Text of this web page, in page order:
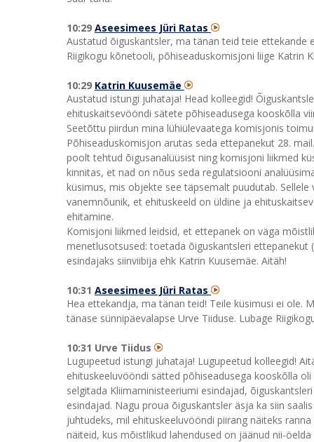
10:29 Aseesimees Jüri Ratas
Austatud õiguskantsler, ma tänan teid teie ettekande
Riigikogu kõnetooli, põhiseaduskomisjoni liige Katrin
10:29 Katrin Kuusemäe
Austatud istungi juhataja! Head kolleegid!
ehituskaitsevööndi sätete põhiseadusega kooskõlla
Seetõttu piirdun mina lühiülevaatega komisjonis
Põhiseaduskomisjon arutas seda ettepanekut 28.
poolt tehtud õigusanalüüsist ning komisjoni liikmed
kinnitas, et nad on nõus seda regulatsiooni
küsimus, mis objekte see täpsemalt puudutab.
vanemnõunik, et ehituskeeld on üldine ja
ehitamine.
Komisjoni liikmed leidsid, et ettepanek on väga
menetlusotsused: toetada õiguskantsleri
esindajaks siinviibija ehk Katrin Kuusemäe. Aitäh!
10:31 Aseesimees Jüri Ratas
Hea ettekandja, ma tänan teid! Teile küsimusi ei ole.
tänase sünnipäevalapse Urve Tiiduse. Lubage
10:31 Urve Tiidus
Lugupeetud istungi juhataja! Lugupeetud kolleegid!
ehituskeeluvööndi sätted põhiseadusega kooskõlla
selgitada Kliimaministeeriumi esindajad,
esindajad. Nagu proua õiguskantsler äsja ka siin
juhtudeks, mil ehituskeeluvööndi piirang näiteks
näiteid, kus mõistlikud lahendused on jäänud nii-